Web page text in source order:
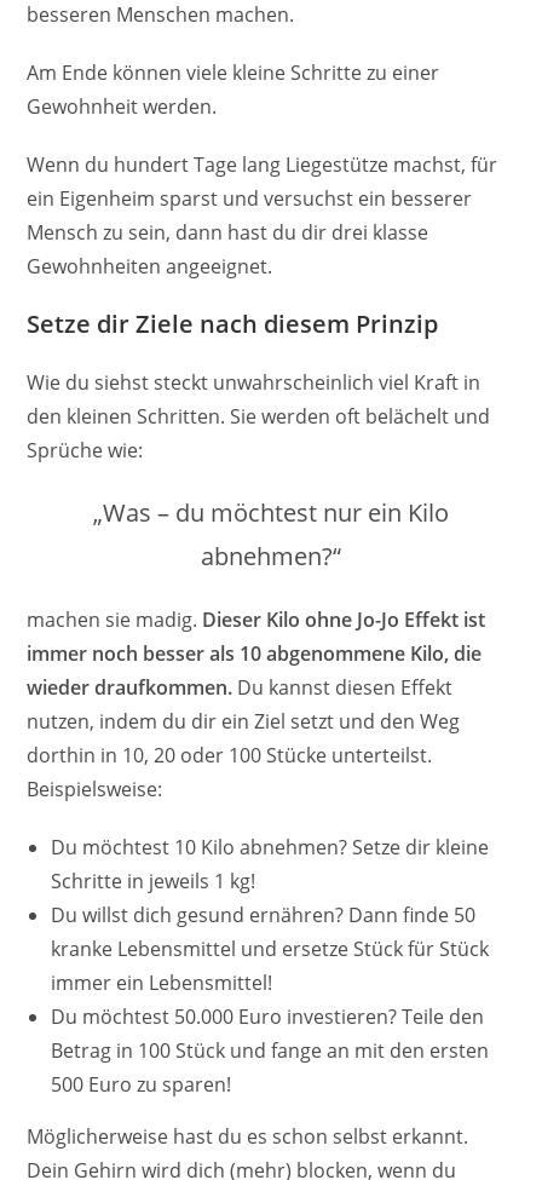
besseren Menschen machen.
Am Ende können viele kleine Schritte zu einer
Gewohnheit werden.
Wenn du hundert Tage lang Liegestütze machst, für
ein Eigenheim sparst und versuchst ein besserer
Mensch zu sein, dann hast du dir drei klasse
Gewohnheiten angeeignet.
Setze dir Ziele nach diesem Prinzip
Wie du siehst steckt unwahrscheinlich viel Kraft in
den kleinen Schritten. Sie werden oft belächelt und
Sprüche wie:
„Was – du möchtest nur ein Kilo
abnehmen?“
machen sie madig. Dieser Kilo ohne Jo-Jo Effekt ist
immer noch besser als 10 abgenommene Kilo, die
wieder draufkommen. Du kannst diesen Effekt
nutzen, indem du dir ein Ziel setzt und den Weg
dorthin in 10, 20 oder 100 Stücke unterteilst.
Beispielsweise:
Du möchtest 10 Kilo abnehmen? Setze dir kleine
Schritte in jeweils 1 kg!
Du willst dich gesund ernähren? Dann finde 50
kranke Lebensmittel und ersetze Stück für Stück
immer ein Lebensmittel!
Du möchtest 50.000 Euro investieren? Teile den
Betrag in 100 Stück und fange an mit den ersten
500 Euro zu sparen!
Möglicherweise hast du es schon selbst erkannt.
Dein Gehirn wird dich (mehr) blocken, wenn du